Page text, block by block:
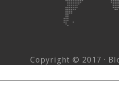
Copyright © 2017 ·